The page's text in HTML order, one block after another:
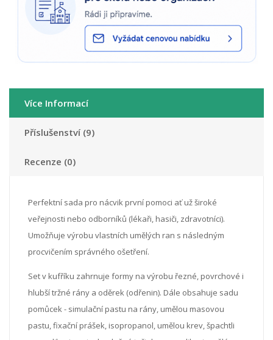
Více Informací
Příslušenství (9)
Recenze (0)
Perfektní sada pro nácvik první pomoci ať už široké
veřejnosti nebo odborníků (lékaři, hasiči, zdravotníci).
Umožňuje výrobu vlastních umělých ran s následným
procvičením správného ošetření.
Set v kufříku zahrnuje formy na výrobu řezné, povrchové i
hlubší tržné rány a oděrek (odřenin). Dále obsahuje sadu
pomůcek - simulační pastu na rány, umělou masovou
pastu, fixační prášek, isopropanol, umělou krev, špachtli